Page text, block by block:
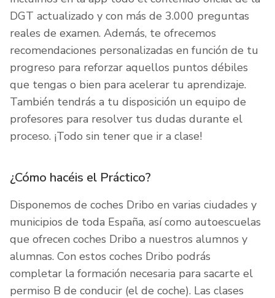
DGT actualizado y con más de 3.000 preguntas
reales de examen. Además, te ofrecemos
recomendaciones personalizadas en función de tu
progreso para reforzar aquellos puntos débiles
que tengas o bien para acelerar tu aprendizaje.
También tendrás a tu disposición un equipo de
profesores para resolver tus dudas durante el
proceso. ¡Todo sin tener que ir a clase!
¿Cómo hacéis el Práctico?
Disponemos de coches Dribo en varias ciudades y
municipios de toda España, así como autoescuelas
que ofrecen coches Dribo a nuestros alumnos y
alumnas. Con estos coches Dribo podrás
completar la formación necesaria para sacarte el
permiso B de conducir (el de coche). Las clases